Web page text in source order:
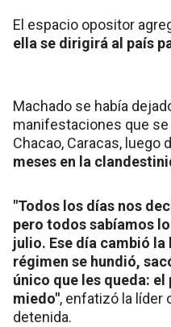
El espacio opositor
ella se dirigirá al país
Machado se había
manifestaciones que se
Chacao, Caracas, luego
meses en la
"Todos los días nos
pero todos sabíamos
julio. Ese día cambió la
régimen se hundió,
único que les queda: el
miedo", enfatizó la líder
detenida.